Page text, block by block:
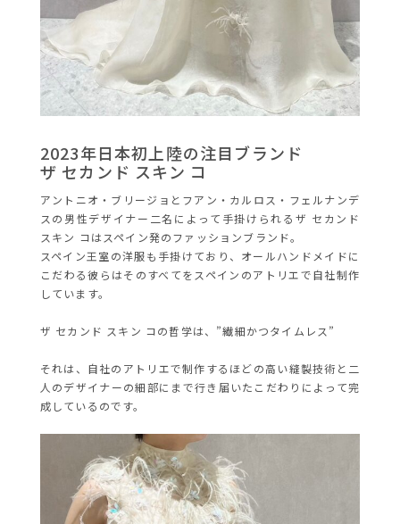
2023年日本初上陸の注目ブランド
ザ セカンド スキン コ
アントニオ・ブリージョとフアン・カルロス・フェルナンデ
スの男性デザイナー二名によって手掛けられるザ セカンド
スキン コはスペイン発のファッションブランド。
スペイン王室の洋服も手掛けており、オールハンドメイドに
こだわる彼らはそのすべてをスペインのアトリエで自社制作
しています。
ザ セカンド スキン コの哲学は、”繊細かつタイムレス”
それは、自社のアトリエで制作するほどの高い縫製技術と二
人のデザイナーの細部にまで行き届いたこだわりによって完
成しているのです。